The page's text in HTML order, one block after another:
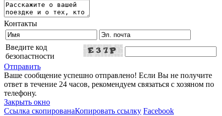
Контакты
Введите код
безопастности
Отправить
Ваше сообщение успешно отправлено! Если Вы не получите
ответ в течение 24 часов, рекомендуем связаться с хозяном по
телефону.
Закрыть окно
Ссылка скопированаКопировать ссылку Facebook